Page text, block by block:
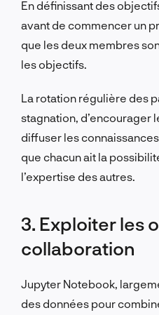
En définissant des
avant de commencer un
que les deux membres
les objectifs.
La rotation régulière des
stagnation, d’encourager
diffuser les
que chacun ait la
l’expertise des autres.
3. Exploiter les
collaboration
Jupyter Notebook,
des données pour